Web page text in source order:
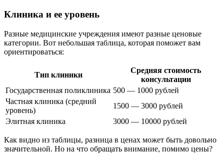
Клиника и ее уровень
Разные медицинские учреждения имеют разные ценовые
категории. Вот небольшая таблица, которая поможет вам
ориентироваться:
Тип клиники
Средняя стоимость
консультации
Государственная поликлиника 500 — 1000 рублей
Частная клиника (средний
уровень)
1500 — 3000 рублей
Элитная клиника
3000 — 10000 рублей
Как видно из таблицы, разница в ценах может быть довольно
значительной. Но на что обращать внимание, помимо цены?